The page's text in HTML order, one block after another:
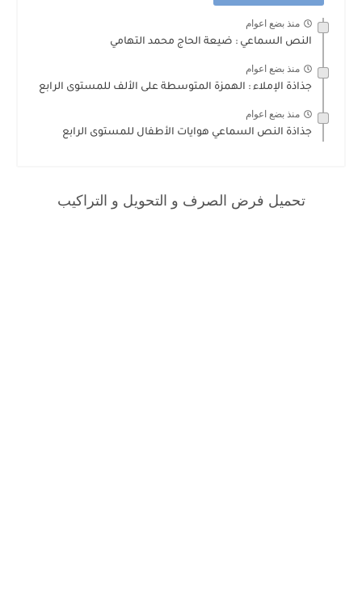
منذ بضع اعوام
النص السماعي : ضيعة الحاج محمد التهامي
منذ بضع اعوام
جذاذة الإملاء : الهمزة المتوسطة على الألف للمستوى الرابع
منذ بضع اعوام
جذاذة النص السماعي هوايات الأطفال للمستوى الرابع
تحميل فرض الصرف و التحويل و التراكيب